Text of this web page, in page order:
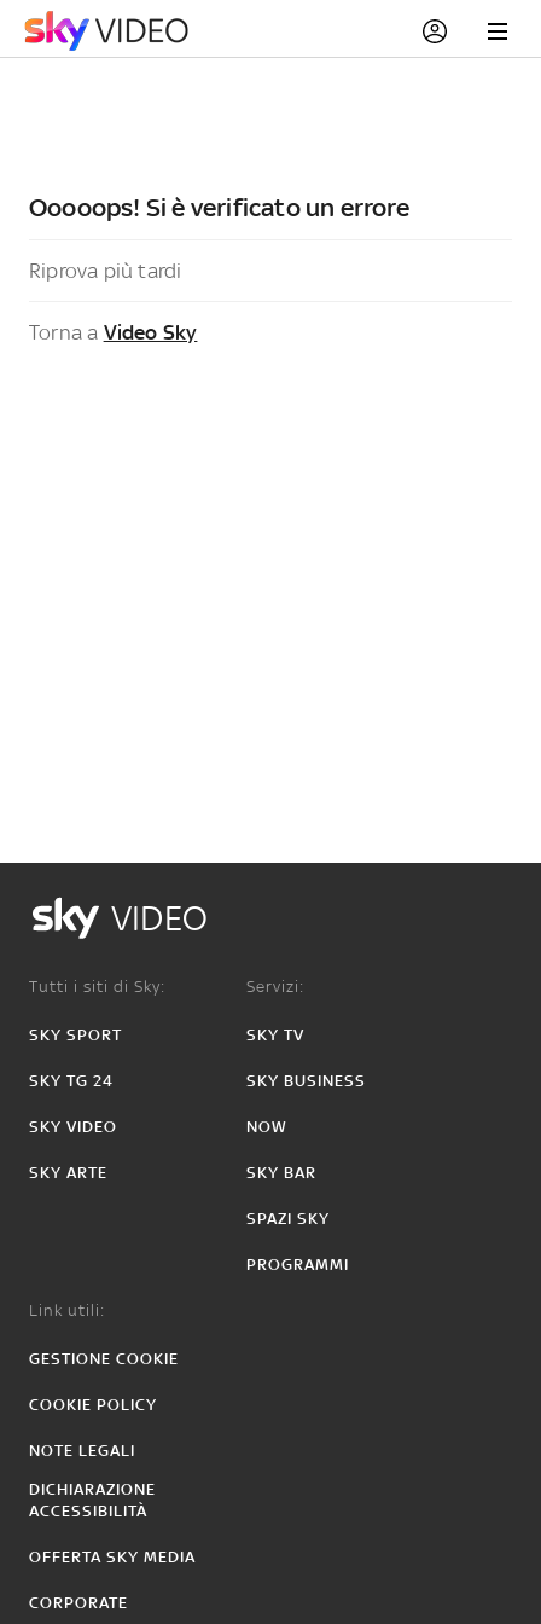
Ooooops! Si è verificato un errore
Riprova più tardi
Torna a Video Sky
VIDEO
Tutti i siti di Sky:
SKY SPORT
SKY TG 24
SKY VIDEO
SKY ARTE
Servizi:
SKY TV
SKY BUSINESS
NOW
SKY BAR
SPAZI SKY
PROGRAMMI
Link utili:
GESTIONE COOKIE
COOKIE POLICY
NOTE LEGALI
DICHIARAZIONE
ACCESSIBILITÀ
OFFERTA SKY MEDIA
CORPORATE